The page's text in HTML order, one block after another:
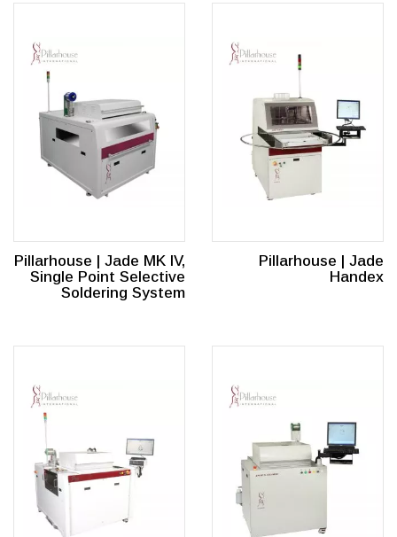
Pillarhouse | Jade
Handex
Pillarhouse | Jade MK IV,
Single Point Selective
Soldering System